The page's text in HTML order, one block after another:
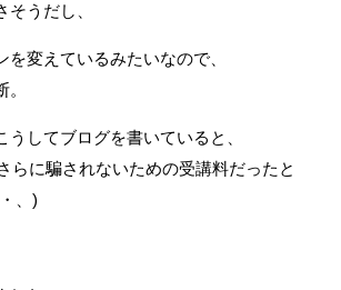
うだし、
を変えているみたいなので、
してブログを書いていると、
らに騙されないための受講料だったと
、)